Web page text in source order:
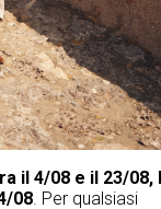
il 4/08 e il 23/08,
08. Per qualsiasi